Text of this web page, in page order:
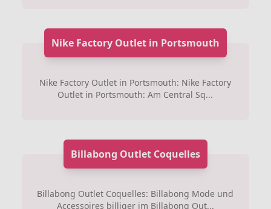
Nike Factory Outlet in Portsmouth
Nike Factory Outlet in Portsmouth: Nike Factory
Outlet in Portsmouth: Am Central Sq...
Billabong Outlet Coquelles
Billabong Outlet Coquelles: Billabong Mode und
Accessoires billiger im Billabong Out...